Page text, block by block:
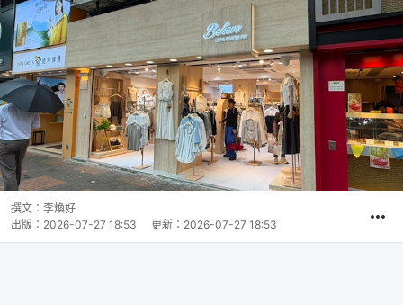
撰文： 李煥好
出版： 2026-07-27 18:53 更新： 2026-07-27 18:53